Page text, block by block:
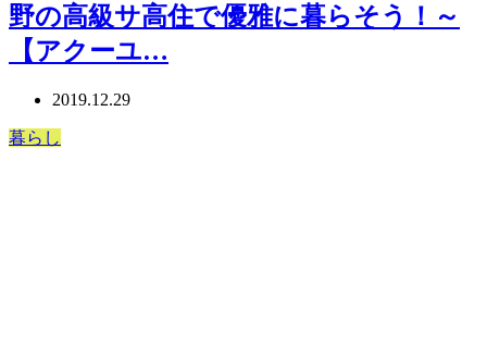
野の高級サ高住で優雅に暮らそう！～
【アクーユ…
2019.12.29
暮らし